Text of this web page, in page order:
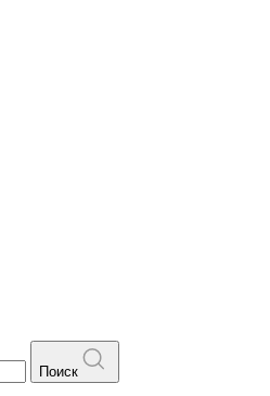
Поиск